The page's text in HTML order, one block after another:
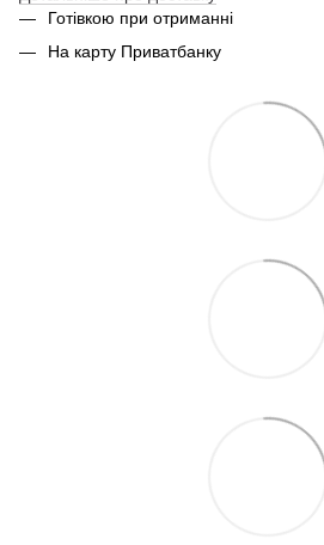
Готівкою при отриманні
На карту Приватбанку